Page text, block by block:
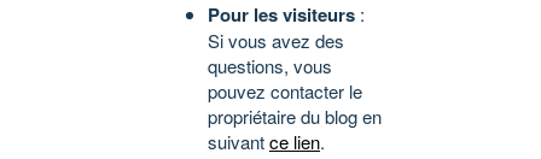
Pour les visiteurs :
Si vous avez des
questions, vous
pouvez contacter le
propriétaire du blog en
suivantce lien.